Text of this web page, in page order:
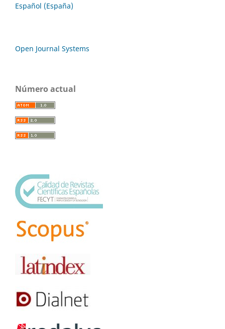
Español (España)
Open Journal Systems
Número actual